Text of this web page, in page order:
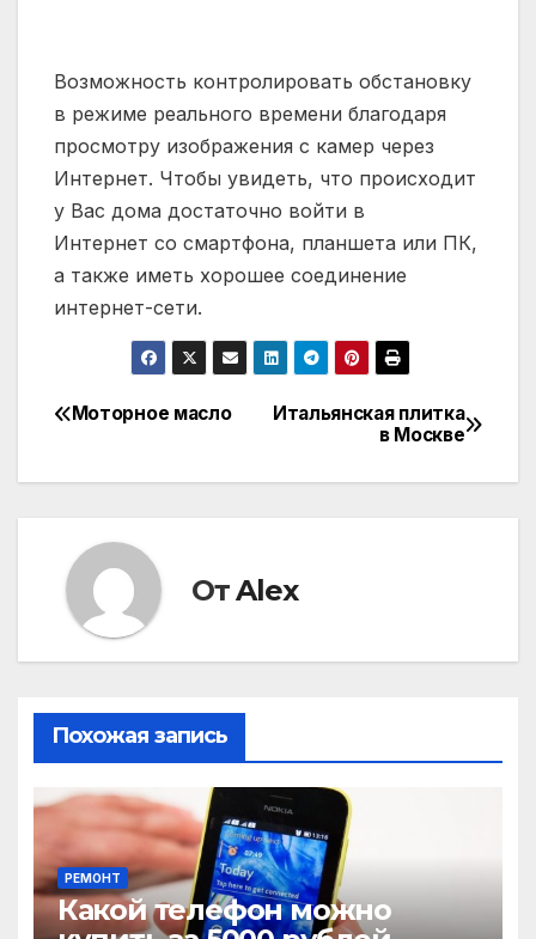
Возможность контролировать обстановку
в режиме реального времени благодаря
просмотру изображения с камер через
Интернет. Чтобы увидеть, что происходит
у Вас дома достаточно войти в
Интернет со смартфона, планшета или ПК,
а также иметь хорошее соединение
интернет-сети.
Навигация
по
Итальянская плитка
в Москве
Моторное масло
ОтAlex
Похожая запись
РЕМОНТ
Какой телефон можно